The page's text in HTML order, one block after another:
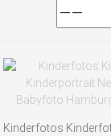
Kinderfotos